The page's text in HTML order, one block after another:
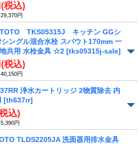
(税込)
29,370円
TKS05315J キッチン GGシ
シングル混合水栓 スパウト170mm 一
共用 水栓金具 ☆2 [tks05315j-sale]
(税込)
40,150円
浄水カートリッジ 2物質除去 内
[th637rr]
込)
5,390円
TLDS2205JA 洗面器用排水金具